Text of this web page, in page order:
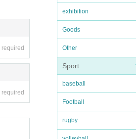
exhibition
Goods
Other
Sport
baseball
Football
rugby
any ma